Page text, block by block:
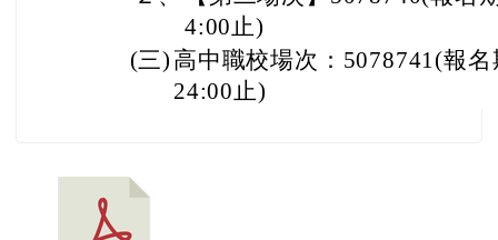
4:00止)
(三) 高中職校場次：5078741(報
24:00止)